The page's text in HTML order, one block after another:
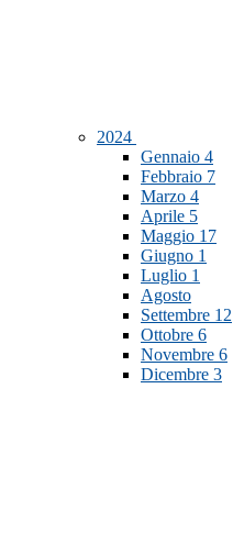
2024
Gennaio 4
Febbraio 7
Marzo 4
Aprile 5
Maggio 17
Giugno 1
Luglio 1
Agosto
Settembre 12
Ottobre 6
Novembre 6
Dicembre 3